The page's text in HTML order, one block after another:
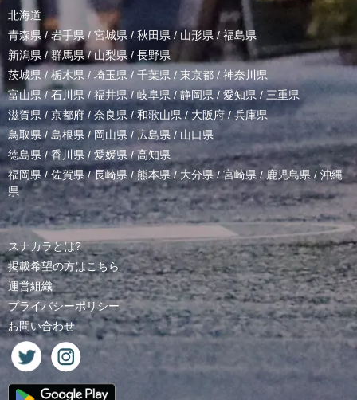
北海道
青森県 / 岩手県/ 宮城県 / 秋田県 / 山形県/ 福島県
新潟県 /群馬県/山梨県 / 長野県
茨城県 / 栃木県 / 埼玉県 / 千葉県 / 東京都 / 神奈川県
富山県 /石川県/福井県/岐阜県 / 静岡県 / 愛知県 / 三重県
滋賀県 / 京都府 / 奈良県 / 和歌山県/ 大阪府 /兵庫県
鳥取県/ 島根県 /岡山県/ 広島県 / 山口県
徳島県 /香川県 / 愛媛県/高知県
福岡県/佐賀県/長崎県 /熊本県/ 大分県/宮崎県 /鹿児島県 / 沖縄
県
スナカラとは?
掲載希望の方はこちら
運営組織
プライバシーポリシー
お問い合わせ